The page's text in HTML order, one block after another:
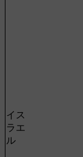
イス
ラエ
ル